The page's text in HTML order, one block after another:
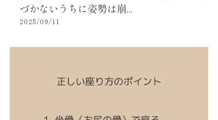
づかないうちに姿勢は崩...
2025/09/11